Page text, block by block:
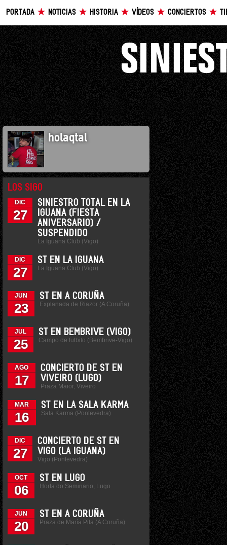
PORTADA NOTICIAS HISTORIA VÍDEOS CONCIERTOS
holaqtal
LOS SIGO
DIC
27
SINIESTRO TOTAL EN LA
IGUANA (FIESTA
ANIVERSARIO) /
SUSPENDIDO
La Iguana Club (Vigo)
DIC
27
ST EN LA IGUANA
La Iguana Club (Vigo)
JUN
23
ST EN A CORUÑA
Explanada de Riazor (A Coruña)
JUL
25
ST EN BEMBRIVE (VIGO)
Campo de futbito (Bembrive-Vigo)
AGO
17
CONCIERTO DE ST EN
VIVEIRO (LUGO)
Praza Maior, Viveiro
MAR
16
ST EN LA SALA KARMA
Sala Karma (Pontevedra)
DIC
27
CONCIERTO DE ST EN
VIGO (LA IGUANA)
Vigo (Pontevedra)
OCT
06
ST EN LUGO
Horta do Seminario, Lugo
JUN
20
ST EN A CORUÑA
Praza de María Pita (A Coruña)